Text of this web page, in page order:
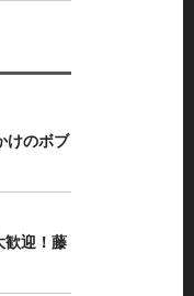
けのボブ
歓迎！藤